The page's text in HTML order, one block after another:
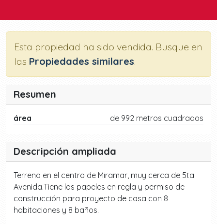
Esta propiedad ha sido vendida. Busque en
las Propiedades similares.
Resumen
área de 992 metros cuadrados
Descripción ampliada
Terreno en el centro de Miramar, muy cerca de 5ta
Avenida.Tiene los papeles en regla y permiso de
construcción para proyecto de casa con 8
habitaciones y 8 baños.